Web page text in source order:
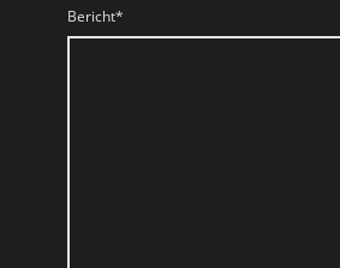
Bericht*